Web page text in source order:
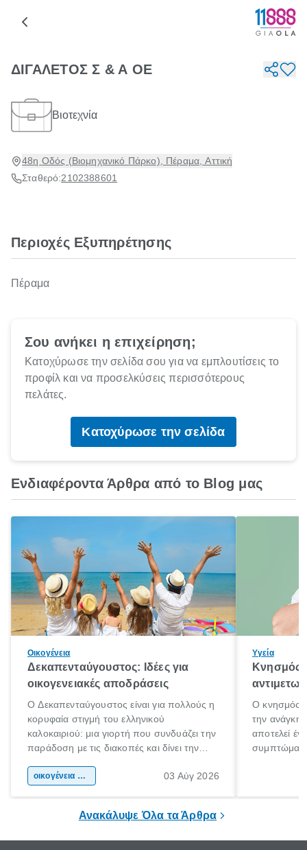
ΔΙΓΑΛΕΤΟΣ Σ & Α ΟΕ
Βιοτεχνία
48η Οδός (Βιομηχανικό Πάρκο), Πέραμα, Αττική
Σταθερό:2102388601
Περιοχές Εξυπηρέτησης
Πέραμα
Σου ανήκει η επιχείρηση;
Κατοχύρωσε την σελίδα σου για να εμπλουτίσεις το
προφίλ και να προσελκύσεις περισσότερους
πελάτες.
Κατοχύρωσε την σελίδα
Ενδιαφέροντα Άρθρα από το Blog μας
Οικογένεια
Δεκαπενταύγουστος: Ιδέες για
οικογενειακές αποδράσεις
Ο Δεκαπενταύγουστος είναι για πολλούς η
κορυφαία στιγμή του ελληνικού
καλοκαιριού: μια γιορτή που συνδυάζει την
παράδοση με τις διακοπές και δίνει την
χώρας. Είτε πρόκειται για λίγες μέρες
οικογένεια & παιδί 03 Αύγ 2026
Υγεία
Κνησμός:
Ο κνησμός
την ανάγκη
αποτελεί
Ανακάλυψε Όλα τα Άρθρα